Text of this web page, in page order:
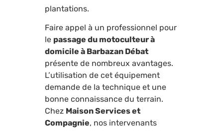
plantations.
Faire appel à un professionnel pour
le passage du motoculteur à
domicile à Barbazan Débat
présente de nombreux avantages.
L’utilisation de cet équipement
demande de la technique et une
bonne connaissance du terrain.
Chez Maison Services et
Compagnie, nos intervenants